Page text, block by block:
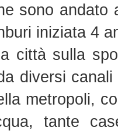
sono andato
iniziata 4
città sulla
diversi
metropoli,
tante